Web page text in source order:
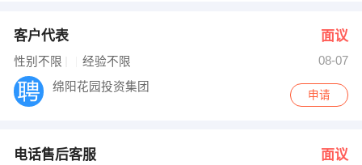
客户代表 面议
性别不限 经验不限
08-07
绵阳花园投资集团
申请
电话售后客服 面议